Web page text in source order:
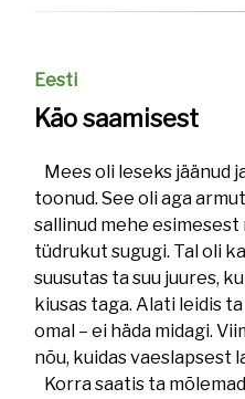
Eesti
Käo saamisest
Mees oli leseks jäänud
toonud. See oli aga
sallinud mehe esimesest
tüdrukut sugugi. Tal oli
suusutas ta suu juures,
kiusas taga. Alati leidis
omal – ei häda midagi.
nõu, kuidas vaeslapsest
Korra saatis ta